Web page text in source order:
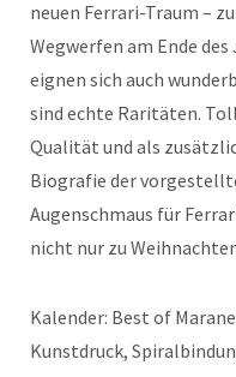
neuen Ferrari-Traum –
Wegwerfen am Ende
eignen sich auch
sind echte Raritäten.
Qualität und als
Biografie der
Augenschmaus für
nicht nur zu
Kalender: Best of
Kunstdruck,